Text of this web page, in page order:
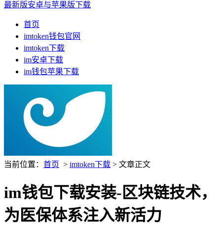
首页
imtoken钱包官网
imtoken下载
im安卓下载
im钱包苹果下载
当前位置： 首页 > imtoken下载 > 文章正文
im钱包下载安装-区块链技术，
为医保体系注入新活力